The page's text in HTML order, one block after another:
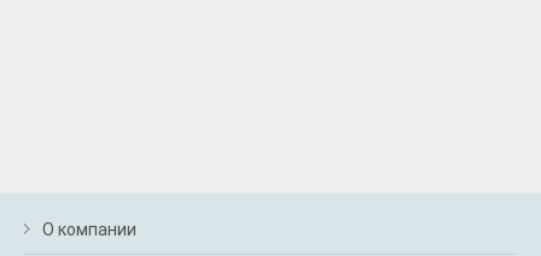
О компании